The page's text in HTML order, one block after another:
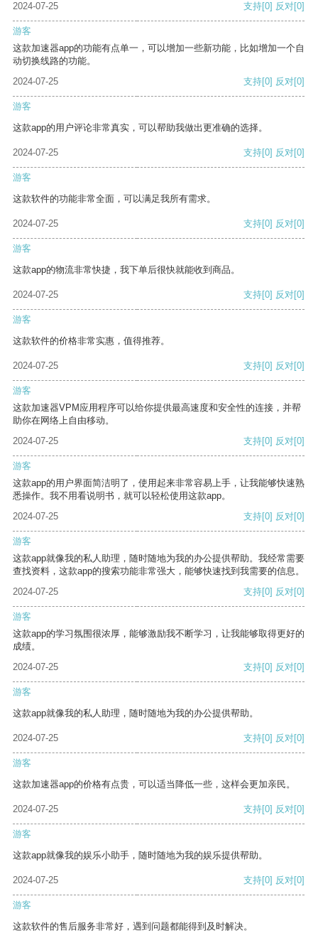
2024-07-25
支持[0] 反对[0]
游客
这款加速器app的功能有点单一，可以增加一些新功能，比如增加一个自
动切换线路的功能。
2024-07-25
支持[0] 反对[0]
游客
这款app的用户评论非常真实，可以帮助我做出更准确的选择。
2024-07-25 支持[0] 反对[0]
游客
这款软件的功能非常全面，可以满足我所有需求。
2024-07-25 支持[0] 反对[0]
游客
这款app的物流非常快捷，我下单后很快就能收到商品。
2024-07-25 支持[0] 反对[0]
游客
这款软件的价格非常实惠，值得推荐。
2024-07-25 支持[0] 反对[0]
游客
这款加速器VPM应用程序可以给你提供最高速度和安全性的连接，并帮
助你在网络上自由移动。
2024-07-25
支持[0] 反对[0]
游客
这款app的用户界面简洁明了，使用起来非常容易上手，让我能够快速熟
悉操作。我不用看说明书，就可以轻松使用这款app。
2024-07-25
支持[0] 反对[0]
游客
这款app就像我的私人助理，随时随地为我的办公提供帮助。我经常需要
查找资料，这款app的搜索功能非常强大，能够快速找到我需要的信息。
2024-07-25
支持[0] 反对[0]
游客
这款app的学习氛围很浓厚，能够激励我不断学习，让我能够取得更好的
成绩。
2024-07-25
支持[0] 反对[0]
游客
这款app就像我的私人助理，随时随地为我的办公提供帮助。
2024-07-25 支持[0] 反对[0]
游客
这款加速器app的价格有点贵，可以适当降低一些，这样会更加亲民。
2024-07-25 支持[0] 反对[0]
游客
这款app就像我的娱乐小助手，随时随地为我的娱乐提供帮助。
2024-07-25 支持[0] 反对[0]
游客
这款软件的售后服务非常好，遇到问题都能得到及时解决。